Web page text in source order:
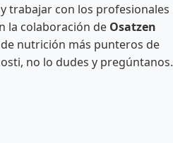
trabajar con los profesionales
la colaboración de Osatzen
nutrición más punteros de
no lo dudes y pregúntanos.